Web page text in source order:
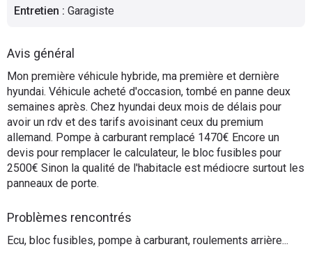
Moto
Marques
Entretien : Garagiste
Avis général
Mon première véhicule hybride, ma première et dernière
hyundai. Véhicule acheté d'occasion, tombé en panne deux
semaines après. Chez hyundai deux mois de délais pour
avoir un rdv et des tarifs avoisinant ceux du premium
allemand. Pompe à carburant remplacé 1470€ Encore un
devis pour remplacer le calculateur, le bloc fusibles pour
2500€ Sinon la qualité de l'habitacle est médiocre surtout les
panneaux de porte.
Problèmes rencontrés
Ecu, bloc fusibles, pompe à carburant, roulements arrière...